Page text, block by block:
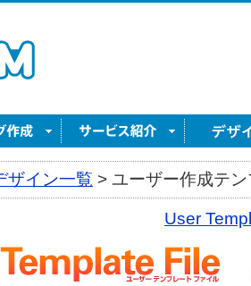
ザイン一覧 > ユーザー作成テ
User